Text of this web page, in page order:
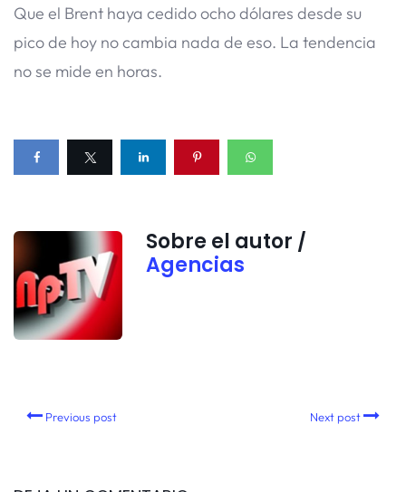
Que el Brent haya cedido ocho dólares desde su
pico de hoy no cambia nada de eso. La tendencia
no se mide en horas.
Sobre el autor /
Agencias
Previous post Next post